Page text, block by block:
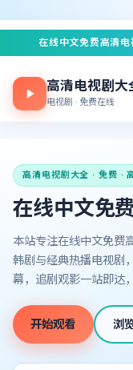
在线中文免费高清电
高清电视剧大
电视剧 · 免费在线
高清电视剧大全 · 免费 ·
在线中文免
本站专注在线中文免费
韩剧与经典热播电视剧
幕，追剧观影一站即达
开始观看 浏